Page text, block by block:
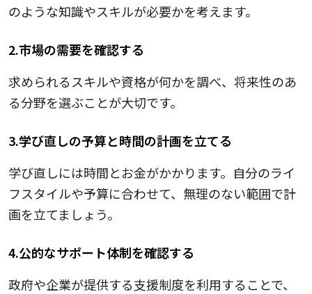
のような知識やスキルが必要かを考えます。
2.市場の需要を確認する
求められるスキルや資格が何かを調べ、将来性のあ
る分野を選ぶことが大切です。
3.学び直しの予算と時間の計画を立てる
学び直しには時間とお金がかかります。自分のライ
フスタイルや予算に合わせて、無理のない範囲で計
画を立てましょう。
4.公的なサポート体制を確認する
政府や企業が提供する支援制度を利用することで、